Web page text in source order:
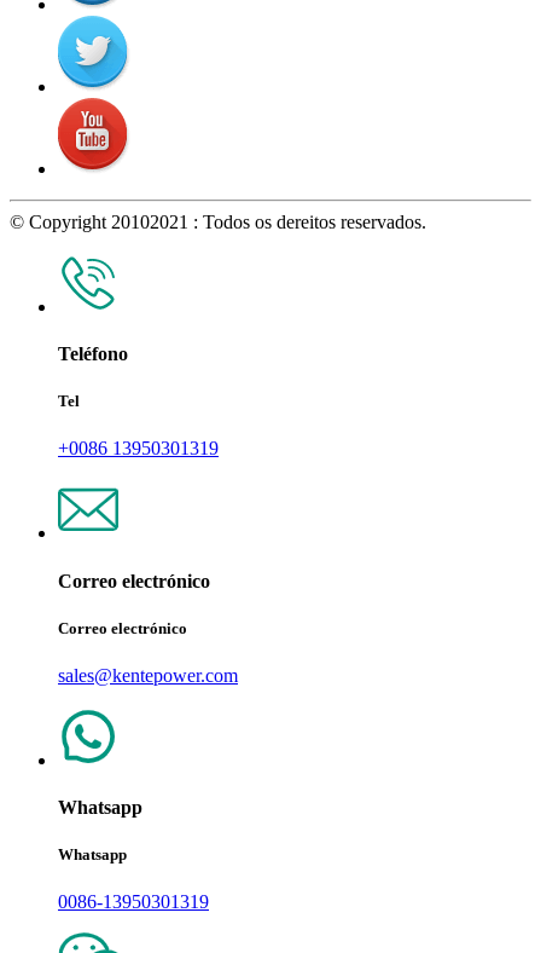
© Copyright 20102021 : Todos os dereitos reservados.
Teléfono
Tel
+0086 13950301319
Correo electrónico
Correo electrónico
sales@kentepower.com
Whatsapp
Whatsapp
0086-13950301319